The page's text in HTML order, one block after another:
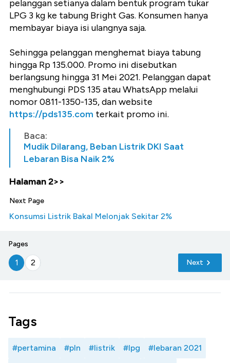
pelanggan setianya dalam bentuk program tukar
LPG 3 kg ke tabung Bright Gas. Konsumen hanya
membayar biaya isi ulangnya saja.
Sehingga pelanggan menghemat biaya tabung
hingga Rp 135.000. Promo ini disebutkan
berlangsung hingga 31 Mei 2021. Pelanggan dapat
menghubungi PDS 135 atau WhatsApp melalui
nomor 0811-1350-135, dan website
https://pds135.com terkait promo ini.
Baca:
Mudik Dilarang, Beban Listrik DKI Saat
Lebaran Bisa Naik 2%
Halaman 2>>
Next Page
Konsumsi Listrik Bakal Melonjak Sekitar 2%
Pages
1 2 Next
Tags
#pertamina #pln #listrik #lpg #lebaran 2021